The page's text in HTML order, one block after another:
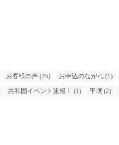
お客様の声 (25) お申込のながれ (1)
共和国イベント速報！ (1) 平壌 (2)